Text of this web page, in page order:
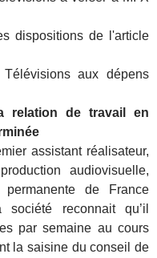
dispositions de l'article
aux dépens
relation de travail en
assistant réalisateur,
audiovisuelle,
de France
reconnait qu’il
par semaine au cours
la saisine du conseil de